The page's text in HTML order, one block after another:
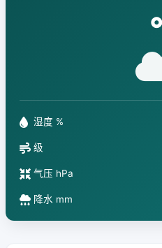
°
湿度 %
级
气压 hPa
降水 mm